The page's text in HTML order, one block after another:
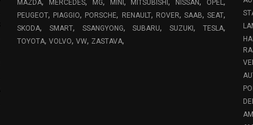
MAZDA MERCEDES MG MINI MITSUBISHI NISSAN OPEL
PEUGEOT, PIAGGIO, PORSCHE, RENAULT, ROVER, SAAB, SEAT,
SKODA, SMART, SSANGYONG,SUBARU,SUZUKI, TESLA,
TOYOTA,VOLVO,VW, ZASTAVA,